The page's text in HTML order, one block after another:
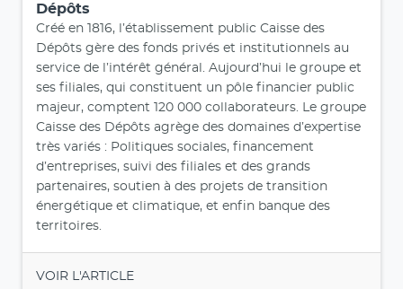
Dépôts
Créé en 1816, l’établissement public Caisse des
Dépôts gère des fonds privés et institutionnels au
service de l’intérêt général. Aujourd’hui le groupe et
ses filiales, qui constituent un pôle financier public
majeur, comptent 120 000 collaborateurs. Le groupe
Caisse des Dépôts agrège des domaines d’expertise
très variés : Politiques sociales, financement
d’entreprises, suivi des filiales et des grands
partenaires, soutien à des projets de transition
énergétique et climatique, et enfin banque des
territoires.
VOIR L'ARTICLE